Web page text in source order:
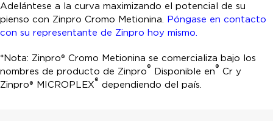
Adelántese a la curva maximizando el potencial de su
pienso con Zinpro Cromo Metionina. Póngase en contacto
con su representante de Zinpro hoy mismo.
*Nota: Zinpro® Cromo Metionina se comercializa bajo los
nombres de producto de Zinpro® Disponible en® Cr y
Zinpro® MICROPLEX® dependiendo del país.